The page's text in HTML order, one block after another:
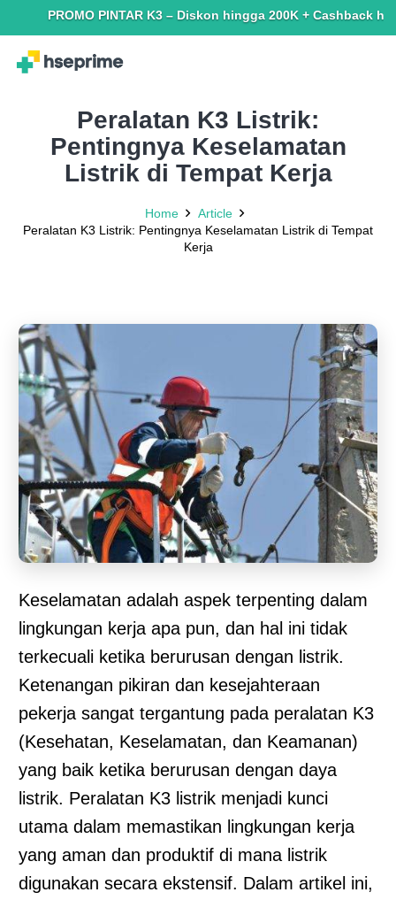
PROMO PINTAR K3 – Diskon hingga 200K + Cashback
Peralatan K3 Listrik:
Pentingnya Keselamatan
Listrik di Tempat Kerja
Home
Article
Peralatan K3 Listrik: Pentingnya Keselamatan Listrik di Tempat
Kerja
Keselamatan adalah aspek terpenting dalam
lingkungan kerja apa pun, dan hal ini tidak
terkecuali ketika berurusan dengan listrik.
Ketenangan pikiran dan kesejahteraan
pekerja sangat tergantung pada peralatan K3
(Kesehatan, Keselamatan, dan Keamanan)
yang baik ketika berurusan dengan daya
listrik. Peralatan K3 listrik menjadi kunci
utama dalam memastikan lingkungan kerja
yang aman dan produktif di mana listrik
digunakan secara ekstensif. Dalam artikel ini,